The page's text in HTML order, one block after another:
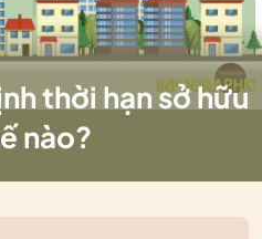
thời hạn sở hữu
nào?